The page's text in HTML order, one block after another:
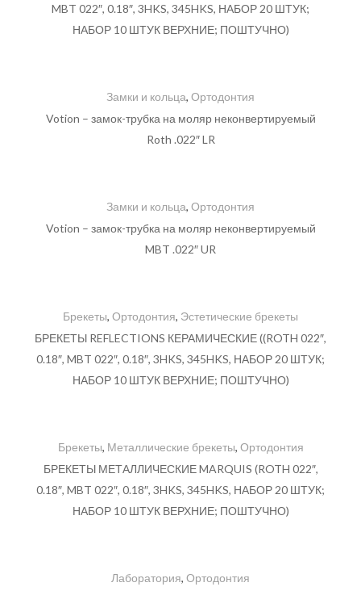
MBT 022″, 0.18″, 3HKS, 345HKS, НАБОР 20 ШТУК;
НАБОР 10 ШТУК ВЕРХНИЕ; ПОШТУЧНО)
Замки и кольца, Ортодонтия
Votion – замок-трубка на моляр неконвертируемый
Roth .022″ LR
Замки и кольца, Ортодонтия
Votion – замок-трубка на моляр неконвертируемый
MBT .022″ UR
Брекеты, Ортодонтия, Эстетические брекеты
БРЕКЕТЫ REFLECTIONS КЕРАМИЧЕСКИЕ ((ROTH 022″,
0.18″, MBT 022″, 0.18″, 3HKS, 345HKS, НАБОР 20 ШТУК;
НАБОР 10 ШТУК ВЕРХНИЕ; ПОШТУЧНО)
Брекеты, Металлические брекеты, Ортодонтия
БРЕКЕТЫ МЕТАЛЛИЧЕСКИЕ MARQUIS (ROTH 022″,
0.18″, MBT 022″, 0.18″, 3HKS, 345HKS, НАБОР 20 ШТУК;
НАБОР 10 ШТУК ВЕРХНИЕ; ПОШТУЧНО)
Лаборатория, Ортодонтия